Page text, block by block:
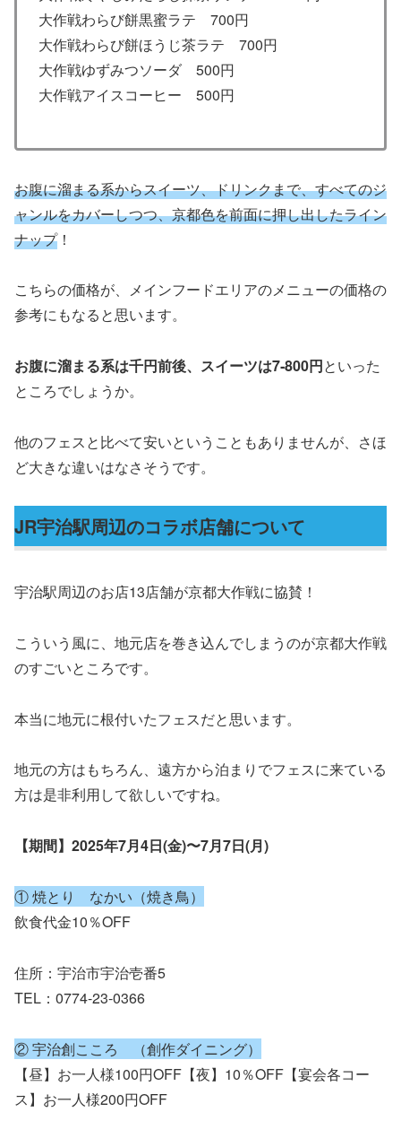
大作戦わらび餅黒蜜ラテ 700円
大作戦わらび餅ほうじ茶ラテ 700円
大作戦ゆずみつソーダ 500円
大作戦アイスコーヒー 500円
お腹に溜まる系からスイーツ、ドリンクまで、すべてのジ
ャンルをカバーしつつ、京都色を前面に押し出したライン
ナップ！
こちらの価格が、メインフードエリアのメニューの価格の
参考にもなると思います。
お腹に溜まる系は千円前後、スイーツは7‐800円といった
ところでしょうか。
他のフェスと比べて安いということもありませんが、さほ
ど大きな違いはなさそうです。
JR宇治駅周辺のコラボ店舗について
宇治駅周辺のお店13店舗が京都大作戦に協賛！
こういう風に、地元店を巻き込んでしまうのが京都大作戦
のすごいところです。
本当に地元に根付いたフェスだと思います。
地元の方はもちろん、遠方から泊まりでフェスに来ている
方は是非利用して欲しいですね。
【期間】2025年7月4日(金)〜7月7日(月)
① 焼とり なかい（焼き鳥）
飲食代金10％OFF
住所：宇治市宇治壱番5
TEL：0774-23-0366
② 宇治創こころ （創作ダイニング）
【昼】お一人様100円OFF【夜】10％OFF【宴会各コー
ス】お一人様200円OFF